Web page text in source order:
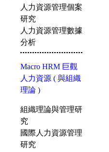
人力資源管理個案
研究
人力資源管理數據
分析
Macro HRM 巨觀
人力資源 ( 與組織
理論 )
組織理論與管理研
究
國際人力資源管理
研究